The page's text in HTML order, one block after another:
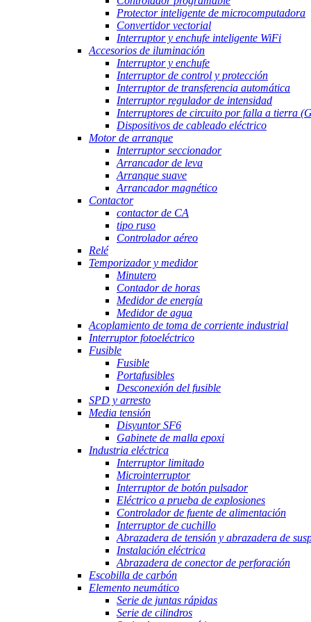
Protector inteligente de microcomputadora
Convertidor vectorial
Interruptor y enchufe inteligente WiFi
Accesorios de iluminación
Interruptor y enchufe
Interruptor de control y protección
Interruptor de transferencia automática
Interruptor regulador de intensidad
Interruptores de circuito por falla a tierra
Dispositivos de cableado eléctrico
Motor de arranque
Interruptor seccionador
Arrancador de leva
Arranque suave
Arrancador magnético
Contactor
contactor de CA
tipo ruso
Controlador aéreo
Relé
Temporizador y medidor
Minutero
Contador de horas
Medidor de energía
Medidor de agua
Acoplamiento de toma de corriente industrial
Interruptor fotoeléctrico
Fusible
Fusible
Portafusibles
Desconexión del fusible
SPD y arresto
Media tensión
Disyuntor SF6
Gabinete de malla epoxi
Industria eléctrica
Interruptor limitado
Microinterruptor
Interruptor de botón pulsador
Eléctrico a prueba de explosiones
Controlador de fuente de alimentación
Interruptor de cuchillo
Abrazadera de tensión y abrazadera de
Instalación eléctrica
Abrazadera de conector de perforación
Escobilla de carbón
Elemento neumático
Serie de juntas rápidas
Serie de cilindros